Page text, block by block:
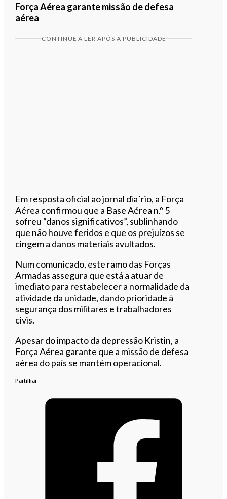
Força Aérea garante missão de defesa
aérea
CONTINUE A LER APÓS A PUBLICIDADE
Em resposta oficial ao jornal dia´rio, a Força
Aérea confirmou que a Base Aérea n.º 5
sofreu “danos significativos”, sublinhando
que não houve feridos e que os prejuízos se
cingem a danos materiais avultados.
Num comunicado, este ramo das Forças
Armadas assegura que está a atuar de
imediato para restabelecer a normalidade da
atividade da unidade, dando prioridade à
segurança dos militares e trabalhadores
civis.
Apesar do impacto da depressão Kristin, a
Força Aérea garante que a missão de defesa
aérea do país se mantém operacional.
Partilhar